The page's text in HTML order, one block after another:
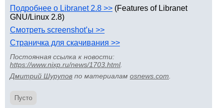
Подробнее о Libranet 2.8 >> (Features of Libranet
GNU/Linux 2.8)
Смотреть screenshot’ы >>
Страничка для скачивания >>
Постоянная ссылка к новости:
https://www.nixp.ru/news/1703.html.
Дмитрий Шурупов по материалам osnews.com
Пусто